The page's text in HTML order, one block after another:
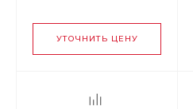
УТОЧНИТЬ ЦЕНУ